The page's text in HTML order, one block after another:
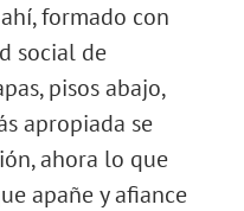
formado con
social de
pisos abajo,
apropiada se
ahora lo que
apañe y afiance